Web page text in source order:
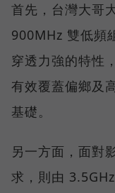
首先，台灣大哥
900MHz 雙低頻
穿透力強的特性
有效覆蓋偏鄉及
基礎。
另一方面，面對
求，則由